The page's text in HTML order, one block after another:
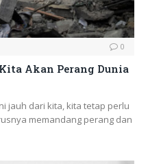
0
Akan Perang Dunia
jauh dari kita, kita tetap perlu
memandang perang dan